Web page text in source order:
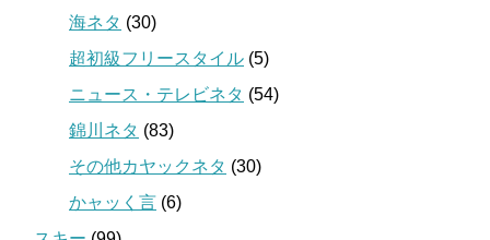
海ネタ (30)
超初級フリースタイル (5)
ニュース・テレビネタ (54)
錦川ネタ (83)
その他カヤックネタ (30)
かャッく言 (6)